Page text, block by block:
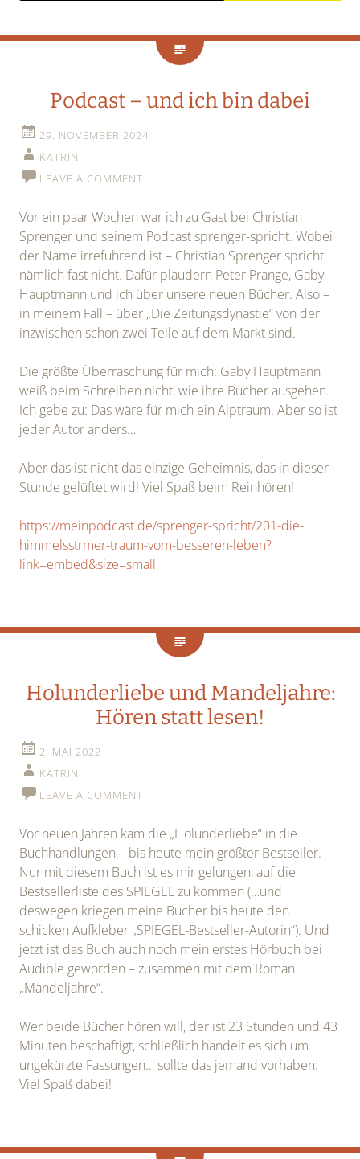
Podcast – und ich bin dabei
29. NOVEMBER 2024
KATRIN
LEAVE A COMMENT
Vor ein paar Wochen war ich zu Gast bei Christian
Sprenger und seinem Podcast sprenger-spricht. Wobei
der Name irreführend ist – Christian Sprenger spricht
nämlich fast nicht. Dafür plaudern Peter Prange, Gaby
Hauptmann und ich über unsere neuen Bücher. Also –
in meinem Fall – über „Die Zeitungsdynastie“ von der
inzwischen schon zwei Teile auf dem Markt sind.
Die größte Überraschung für mich: Gaby Hauptmann
weiß beim Schreiben nicht, wie ihre Bücher ausgehen.
Ich gebe zu: Das wäre für mich ein Alptraum. Aber so ist
jeder Autor anders…
Aber das ist nicht das einzige Geheimnis, das in dieser
Stunde gelüftet wird! Viel Spaß beim Reinhören!
https://meinpodcast.de/sprenger-spricht/201-die-
himmelsstrmer-traum-vom-besseren-leben?
link=embed&size=small
Holunderliebe und Mandeljahre:
Hören statt lesen!
2. MAI 2022
KATRIN
LEAVE A COMMENT
Vor neuen Jahren kam die „Holunderliebe“ in die
Buchhandlungen – bis heute mein größter Bestseller.
Nur mit diesem Buch ist es mir gelungen, auf die
Bestsellerliste des SPIEGEL zu kommen (…und
deswegen kriegen meine Bücher bis heute den
schicken Aufkleber „SPIEGEL-Bestseller-Autorin“). Und
jetzt ist das Buch auch noch mein erstes Hörbuch bei
Audible geworden – zusammen mit dem Roman
„Mandeljahre“.
Wer beide Bücher hören will, der ist 23 Stunden und 43
Minuten beschäftigt, schließlich handelt es sich um
ungekürzte Fassungen… sollte das jemand vorhaben:
Viel Spaß dabei!